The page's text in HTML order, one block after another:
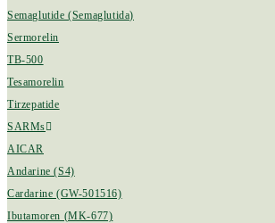
Semaglutide (Semaglutida)
Sermorelin
TB-500
Tesamorelin
Tirzepatide
SARMs
AICAR
Andarine (S4)
Cardarine (GW-501516)
Ibutamoren (MK-677)